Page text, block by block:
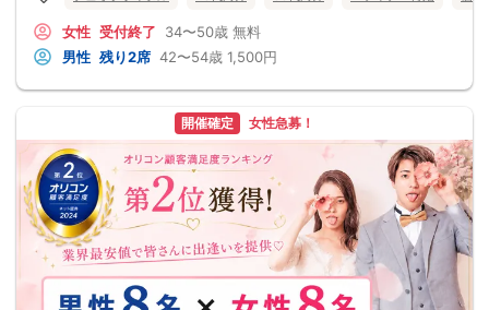
女性 受付終了 34〜50歳 無料
男性 残り2席 42〜54歳 1,500円
開催確定 女性急募！